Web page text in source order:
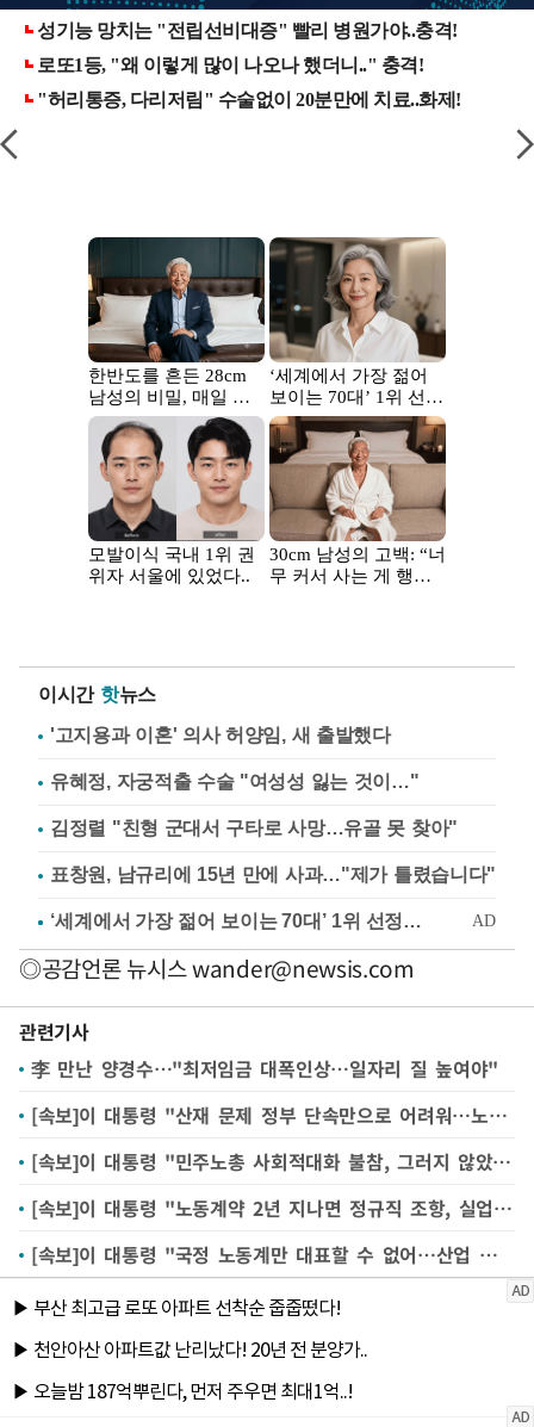
이시간 핫뉴스
'고지용과 이혼' 의사 허양임, 새 출발했다
유혜정, 자궁적출 수술 "여성성 잃는 것이…"
김정렬 "친형 군대서 구타로 사망…유골 못 찾아"
표창원, 남규리에 15년 만에 사과…"제가 틀렸습니다"
◎공감언론 뉴시스wander@newsis.com
관련기사
李 만난 양경수…"최저임금 대폭인상…일자리 질 높여야"
[속보]이 대통령 "산재 문제 정부 단속만으로 어려워…노동계 참여 중요"
[속보]이 대통령 "민주노총 사회적대화 불참, 그러지 않았으면…진지한 대화 필요"
[속보]이 대통령 "노동계약 2년 지나면 정규직 조항, 실업 강제 측면 있어…실용적 해결 고민해야"
[속보]이 대통령 "국정 노동계만 대표할 수 없어…산업 경제발전도 추진해야"